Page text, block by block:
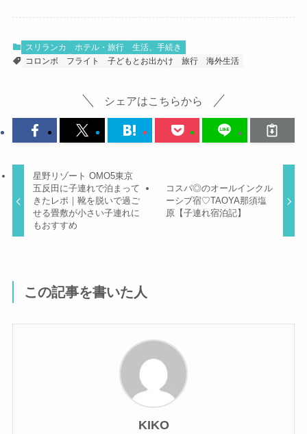
スリランカ ホテル・旅行
生活、手続き
コロンボ
フライト 子どもとお出かけ 旅行 海外生活
シェアはこちらから
星野リゾート OMO5東京
五反田に子連れで泊まって
きたレポ｜靴を脱いで過ご
せる畳敷が小さい子連れに
もおすすめ
コスパ◎のオールインクル
ーシブ宿♡TAOYA那須塩
原【子連れ宿泊記】
この記事を書いた人
KIKO